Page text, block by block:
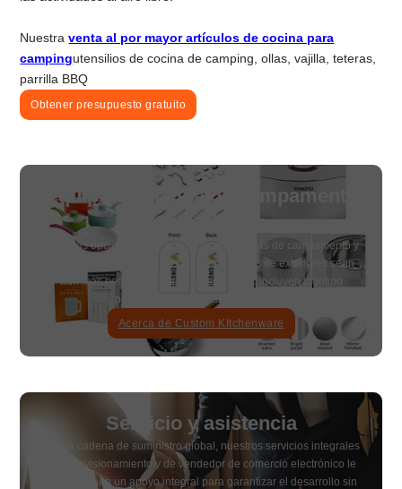
Nuestraventa al por mayor artículos de cocina para
campingutensilios de cocina de camping, ollas, vajilla, teteras,
parrilla BBQ
Obtener presupuesto gratuito
Equipo de cocina de campamento
personalizado
Nuestras opciones personalizadas de cocinas de campamento y
accesorios de cocina hacen que las marcas de exteriores sean
aún más personalizadas y reconocibles. Incluyen logotipo
personalizado, embalaje, color, etc.
Acerca de Custom KItchenware
Servicio y asistencia
Con la cadena de suministro global, nuestros servicios integrales
de aprovisionamiento y de vendedor de comercio electrónico le
proporcionan un apoyo integral para garantizar el desarrollo sin